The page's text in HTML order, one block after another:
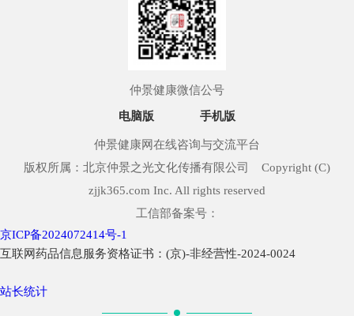
仲景健康微信公号
电脑版 手机版
仲景健康网在线咨询与交流平台
版权所属：北京仲景之光文化传播有限公司 Copyright (C)
zjjk365.com Inc. All rights reserved
工信部备案号：
京ICP备2024072414号-1
互联网药品信息服务资格证书：(京)-非经营性-2024-0024
站长统计